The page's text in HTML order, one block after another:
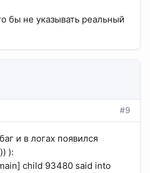
бы не указывать реальный
#9
и в логах появился
):
child 93480 said into